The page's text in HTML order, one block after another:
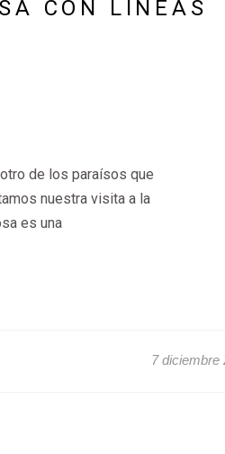
CON LÍNEAS
de los paraísos que
nuestra visita a la
es una
7 diciembre